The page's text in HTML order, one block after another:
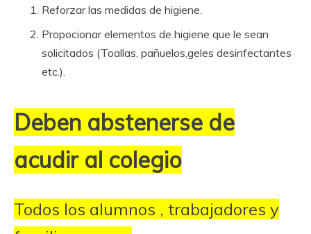
Reforzar las medidas de higiene.
Propocionar elementos de higiene que le sean
solicitados (Toallas, pañuelos,geles desinfectantes
etc.).
Deben abstenerse de
acudir al colegio
Todos los alumnos , trabajadores y